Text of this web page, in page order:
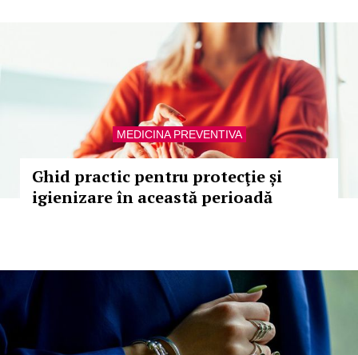
MEDICINA PREVENTIVA
Ghid practic pentru protecţie și
igienizare în această perioadă